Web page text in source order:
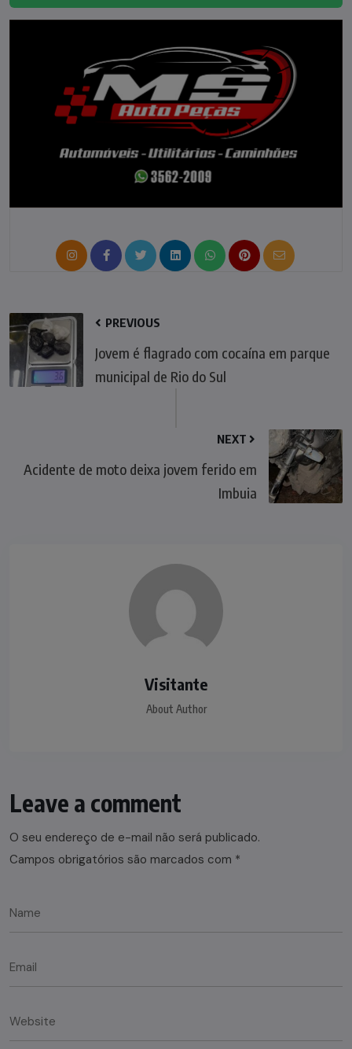
PREVIOUS
Jovem é flagrado com cocaína em parque
municipal de Rio do Sul
NEXT
Acidente de moto deixa jovem ferido em
Imbuia
Visitante
About Author
Leave a comment
O seu endereço de e-mail não será publicado.
Campos obrigatórios são marcados com *